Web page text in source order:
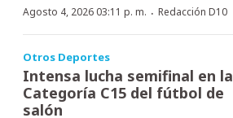
Agosto 4, 2026 03:11 p. m. · Redacción D10
Otros Deportes
Intensa lucha semifinal en la
Categoría C15 del fútbol de
salón